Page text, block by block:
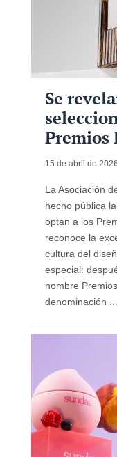
Se
Premios
15 de abril de 2026
La Asociación
hecho pública
optan a los
reconoce la
cultura del
especial:
nombre
denominación ...